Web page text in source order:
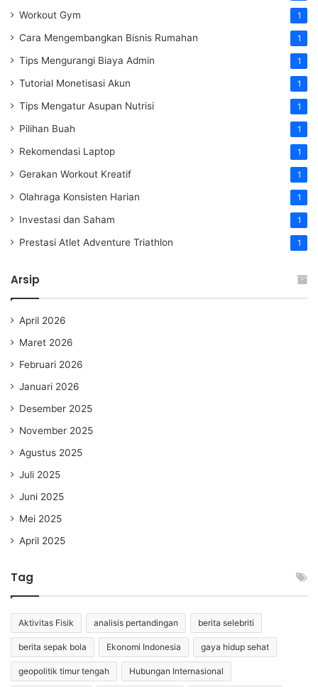
Workout Gym 1
Cara Mengembangkan Bisnis Rumahan 1
Tips Mengurangi Biaya Admin 1
Tutorial Monetisasi Akun 1
Tips Mengatur Asupan Nutrisi 1
Pilihan Buah 1
Rekomendasi Laptop 1
Gerakan Workout Kreatif 1
Olahraga Konsisten Harian 1
Investasi dan Saham 1
Prestasi Atlet Adventure Triathlon 1
Arsip
April 2026
Maret 2026
Februari 2026
Januari 2026
Desember 2025
November 2025
Agustus 2025
Juli 2025
Juni 2025
Mei 2025
April 2025
Tag
Aktivitas Fisik analisis pertandingan berita selebriti
berita sepak bola Ekonomi Indonesia gaya hidup sehat
geopolitik timur tengah Hubungan Internasional